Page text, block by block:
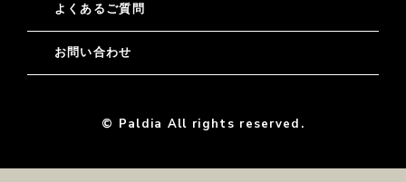
よくあるご質問
お問い合わせ
© Paldia All rights reserved.